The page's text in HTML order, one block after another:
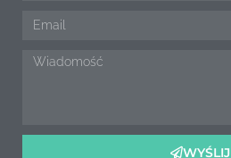
WYŚLIJ